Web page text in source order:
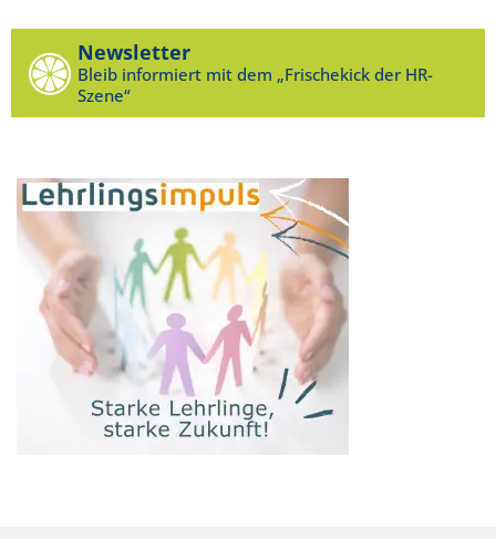
Newsletter
Bleib informiert mit dem „Frischekick der HR-
Szene“